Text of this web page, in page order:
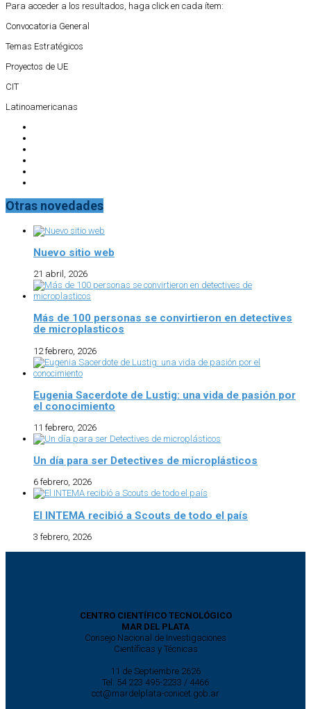
Para acceder a los resultados, haga click en cada ítem:
Convocatoria General
Temas Estratégicos
Proyectos de UE
CIT
Latinoamericanas
Otras novedades
Nuevo sitio web
21 abril, 2026
Más de 100 personas se convirtieron en detectives
de microplasticos
12 febrero, 2026
Eugenia Sacerdote de Lustig: una vida de pasión por
el conocimiento
11 febrero, 2026
Un día para ser Detectives de microplásticos
6 febrero, 2026
El INTEMA recibió a Scouts de todo el país
3 febrero, 2026
CENTRO CIENTÍFICO TECNOLÓGICO
MAR DEL PLATA
Consejo Nacional de Investigaciones
Científicas y Técnicas
11 de Septiembre 2626
Tel: 54 223 495-2233 / 4466
cct@mardelplata-conicet.gob.ar